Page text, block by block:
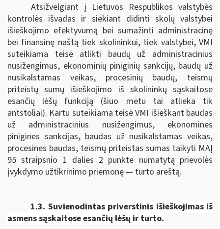
Atsižvelgiant į Lietuvos Respublikos valstybės
kontrolės išvadas ir siekiant didinti skolų valstybei
išieškojimo efektyvumą bei sumažinti administracinę
bei finansinę naštą tiek skolininkui, tiek valstybei, VMI
suteikiama teisė atlikti baudų už administracinius
nusižengimus, ekonominių piniginių sankcijų, baudų už
nusikalstamas veikas, procesinių baudų, teismų
priteistų sumų išieškojimo iš skolininkų sąskaitose
esančių lėšų funkciją (šiuo metu tai atlieka tik
antstoliai). Kartu suteikiama teisė VMI išieškant baudas
už administracinius nusižengimus, ekonomines
pinigines sankcijas, baudas už nusikalstamas veikas,
procesines baudas, teismų priteistas sumas taikyti MAĮ
95 straipsnio 1 dalies 2 punkte numatytą prievolės
įvykdymo užtikrinimo priemonę — turto areštą.
1.3. Suvienodintas priverstinis išieškojimas iš
asmens sąskaitose esančių lėšų ir turto.